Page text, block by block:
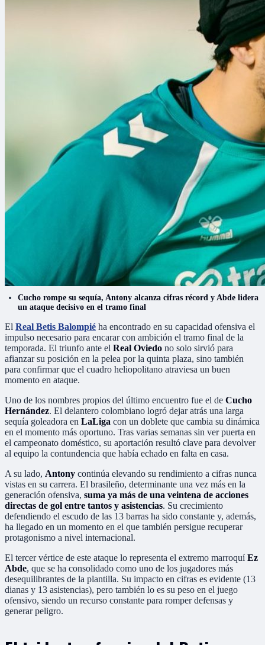
Cucho rompe su sequía, Antony alcanza cifras récord y Abde lidera
un ataque decisivo en el tramo final
El Real Betis Balompié ha encontrado en su capacidad ofensiva el
impulso necesario para encarar con ambición el tramo final de la
temporada. El triunfo ante el Real Oviedo no solo sirvió para
afianzar su posición en la pelea por la quinta plaza, sino también
para confirmar que el cuadro heliopolitano atraviesa un buen
momento en ataque.
Uno de los nombres propios del último encuentro fue el de Cucho
Hernández. El delantero colombiano logró dejar atrás una larga
sequía goleadora en LaLiga con un doblete que cambia su dinámica
en el momento más oportuno. Tras varias semanas sin ver puerta en
el campeonato doméstico, su aportación resultó clave para devolver
al equipo la contundencia que había echado en falta en casa.
A su lado, Antony continúa elevando su rendimiento a cifras nunca
vistas en su carrera. El brasileño, determinante una vez más en la
generación ofensiva, suma ya más de una veintena de acciones
directas de gol entre tantos y asistencias. Su crecimiento
defendiendo el escudo de las 13 barras ha sido constante y, además,
ha llegado en un momento en el que también persigue recuperar
protagonismo a nivel internacional.
El tercer vértice de este ataque lo representa el extremo marroquíEz
Abde, que se ha consolidado como uno de los jugadores más
desequilibrantes de la plantilla. Su impacto en cifras es evidente (13
dianas y 13 asistencias), pero también lo es su peso en el juego
ofensivo, siendo un recurso constante para romper defensas y
generar peligro.